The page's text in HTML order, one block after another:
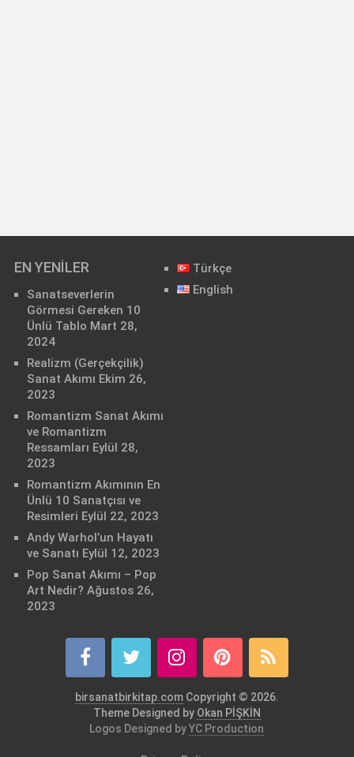
EN YENILER
Sanatseverlerin
Görmesi Gereken 10
Ünlü Tablo Mart 28,
2024
Realizm (Gerçekçilik)
Sanat Akımı Ekim 26,
2023
Romantizm Sanat Akımı
ve Romantizm
Ressamları Eylül 28,
2023
Romantizm Akımının En
Ünlü 10 Sanatçısı ve
Resimleri Eylül 22, 2023
Andy Warhol’un Hayatı
ve Sanatı Eylül 12, 2023
Pop Sanat Akımı – Pop
Art Nedir? Ağustos 26,
2023
Türkçe
English
birsanatbirkitap.comCopyright © 2026.
Theme Designed by Okan PİŞKİN
Logos Designed byYC Production